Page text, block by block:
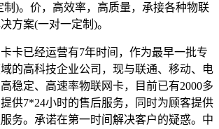
制)。价，高效率，高质量，承接各种物联
方案(一对一定制)。
卡已经运营有7年时间，作为最早一批专
的高科技企业公司，现与联通、移动、电
稳定、高速率物联网卡，目前已有2000多
供7*24小时的售后服务，同时为顾客提供
务。承诺在第一时间解决客户的疑惑。中